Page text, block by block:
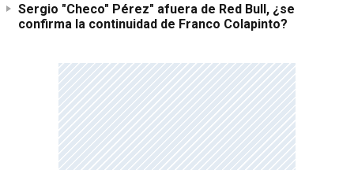
Sergio "Checo" Pérez" afuera de Red Bull, ¿se
confirma la continuidad de Franco Colapinto?